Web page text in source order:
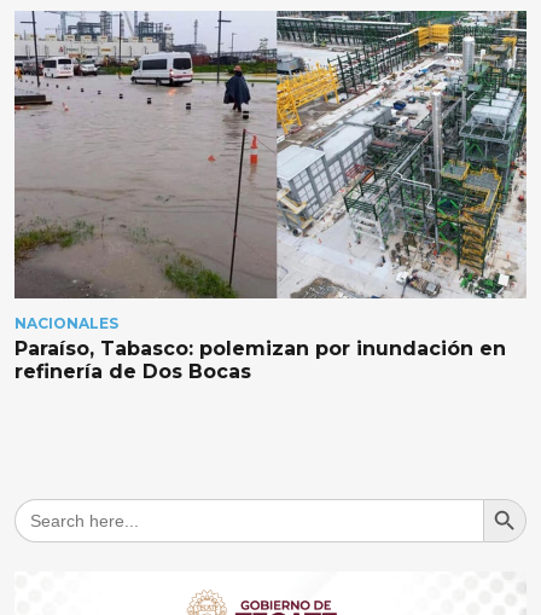
NACIONALES
Paraíso, Tabasco: polemizan por inundación en
refinería de Dos Bocas
Search
for:
Search